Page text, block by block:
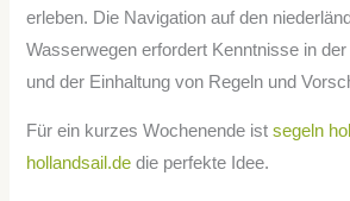
erleben. Die Navigation auf den
Wasserwegen erfordert Kenntnisse in
und der Einhaltung von Regeln und
Für ein kurzes Wochenende istsegeln
hollandsail.de die perfekte Idee.